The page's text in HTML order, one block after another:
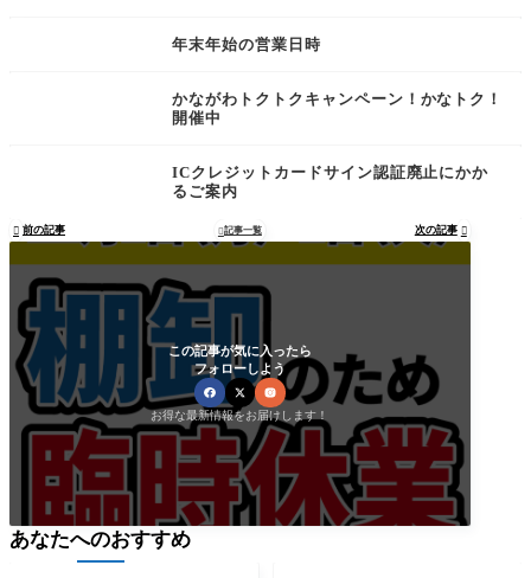
年末年始の営業日時
かながわトクトクキャンペーン！かなトク！
開催中
ICクレジットカードサイン認証廃止にかか
るご案内
 前の記事 記事一覧 次の記事 
この記事が気に入ったら
フォローしよう
お得な最新情報をお届けします！
あなたへのおすすめ